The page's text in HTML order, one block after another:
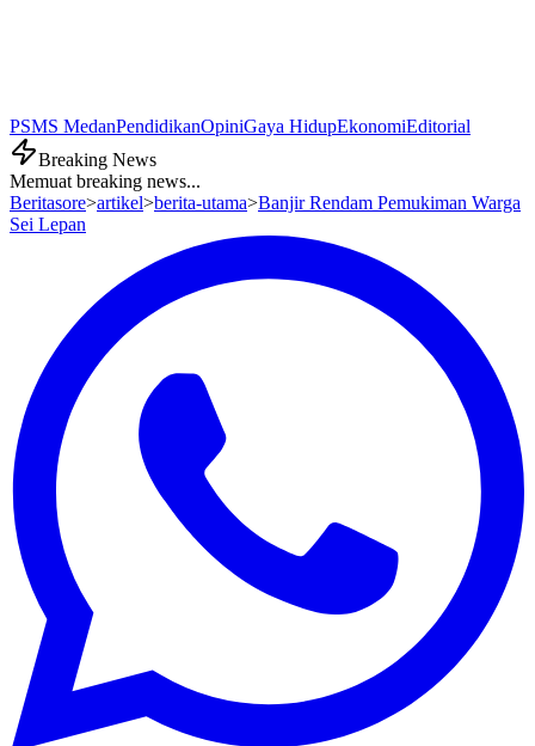
PSMS MedanPendidikanOpiniGaya HidupEkonomiEditorial
Breaking News
Memuat breaking news...
Beritasore>artikel>berita-utama>Banjir Rendam Pemukiman Warga
Sei Lepan